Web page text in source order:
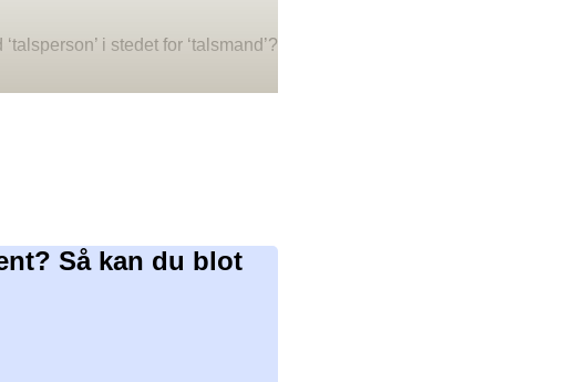
i stedet for ‘talsmand’?
Så kan du blot